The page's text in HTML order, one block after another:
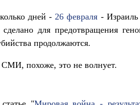
дней - 26 февраля - Израиль
для предотвращения
продолжаются.
похоже, это не волнует.